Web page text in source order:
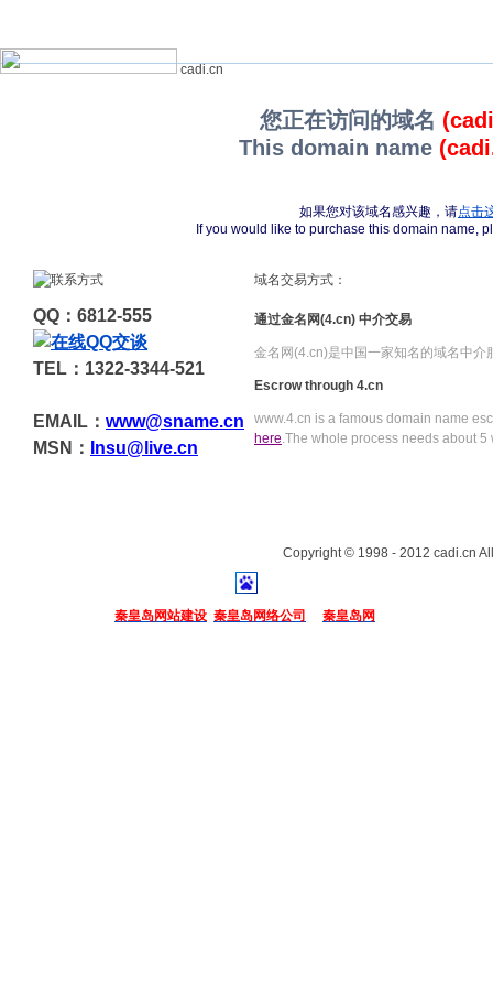
cadi.cn
您正在访问的域名
This domain name
如果您对该域名感兴趣，请点击
If you would like to purchase this domain name,
QQ：6812-555
TEL：1322-3344-521
EMAIL： www@sname.cn
MSN：
Insu@live.cn
域名交易方式：
通过金名网(4.cn) 中介交易
金名网(4.cn)是中国一家知名的域名中介
Escrow through 4.cn
www.4.cn is a famous domain name
here.The whole process needs about 5
Copyright © 1998 - 2012 cadi.cn
秦皇岛网站建设 秦皇岛网络公司 秦皇岛网